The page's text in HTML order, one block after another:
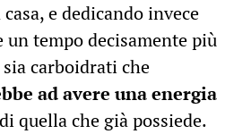
e dedicando invece
tempo decisamente più
carboidrati che
ad avere una energia
di quella che già possiede.